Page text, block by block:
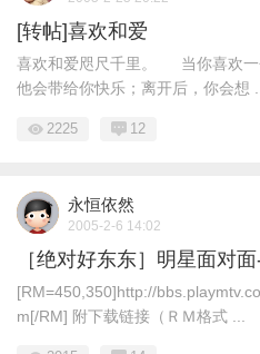
[转帖]喜欢和爱
喜欢和爱咫尺千里。 当你喜欢一
他会带给你快乐；离开后，你会想 ...
2225 12
永恒依然
2005-2-6 14:02
［绝对好东东］明星面对
[RM=450,350]http://
m[/RM] 附下载链接（ＲＭ格式 ...